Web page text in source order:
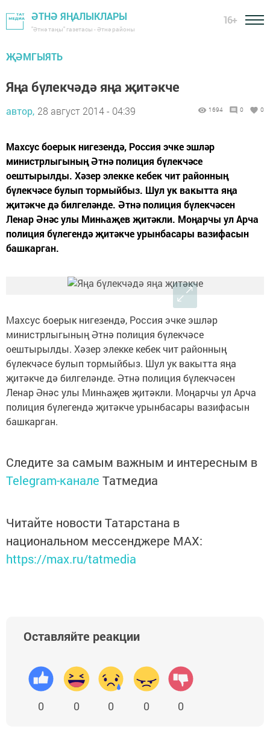
ӘТНӘ ЯҢАЛЫКЛАРЫ
"Әтнә таңы" газетасы - Әтнә районы
16+
ҖӘМГЫЯТЬ
Яңа бүлекчәдә яңа җитәкче
автор, 28 август 2014 - 04:39 1694 0 0
Махсус боерык нигезендә, Россия эчке эшләр
министрлыгының Әтнә полиция бүлекчәсе
оештырылды. Хәзер элекке кебек чит районның
бүлекчәсе булып тормыйбыз. Шул ук вакытта яңа
җитәкче дә билгеләнде. Әтнә полиция бүлекчәсен
Ленар Әнәс улы Минһаҗев җитәкли. Моңарчы ул Арча
полиция бүлегендә җитәкче урынбасары вазифасын
башкарган.
Махсус боерык нигезендә, Россия эчке эшләр
министрлыгының Әтнә полиция бүлекчәсе
оештырылды. Хәзер элекке кебек чит районның
бүлекчәсе булып тормыйбыз. Шул ук вакытта яңа
җитәкче дә билгеләнде. Әтнә полиция бүлекчәсен
Ленар Әнәс улы Минһаҗев җитәкли. Моңарчы ул Арча
полиция бүлегендә җитәкче урынбасары вазифасын
башкарган.
Следите за самым важным и интересным в
Telegram-канале Татмедиа
Читайте новости Татарстана в
национальном мессенджере MАХ:
https://max.ru/tatmedia
Оставляйте реакции
0 0 0 0 0